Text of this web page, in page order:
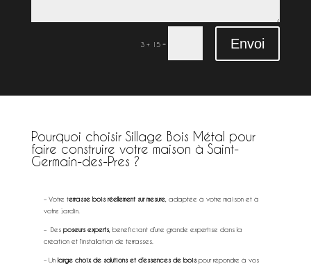
3 + 15 = Envoi
Pourquoi choisir Sillage Bois Métal pour
faire construire votre maison à Saint-
Germain-des-Pres ?
– Votre terrasse bois réellement sur mesure, adaptée à votre maison et à
votre jardin.
– Des poseurs experts, bénéficiant d’une grande expertise dans la
création et l’installation de terrasses.
– Un large choix de solutions et d’essences de boispour répondre à vos